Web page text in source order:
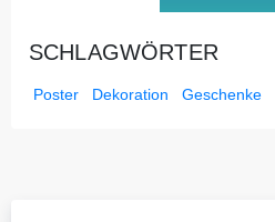
SCHLAGWÖRTER
Poster Dekoration Geschenke